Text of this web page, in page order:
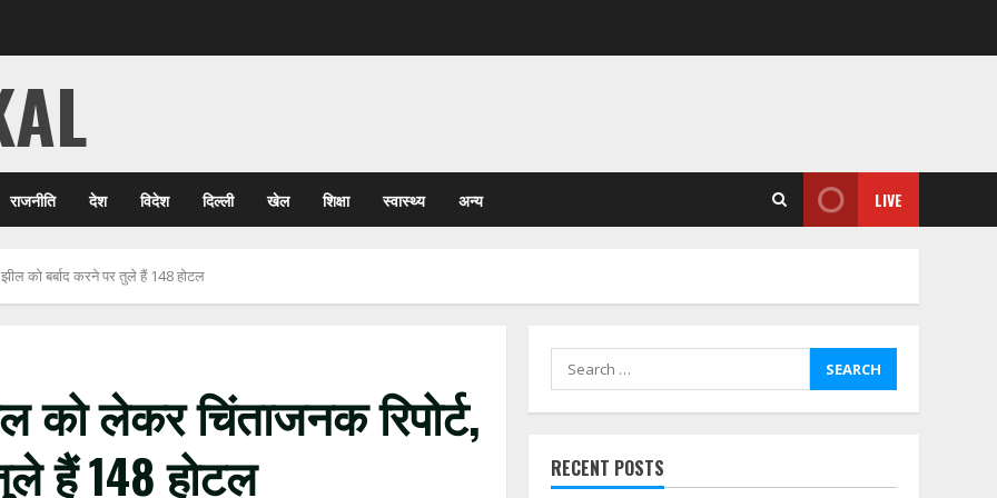
राजनीति देश विदेश दिल्ली खेल शिक्षा स्वास्थ्य अन्य LIVE
को बर्बाद करने पर तुले हैं 148 होटल
को लेकर चिंताजनक रिपोर्ट,
हैं 148 होटल
Search
for:
RECENT POSTS